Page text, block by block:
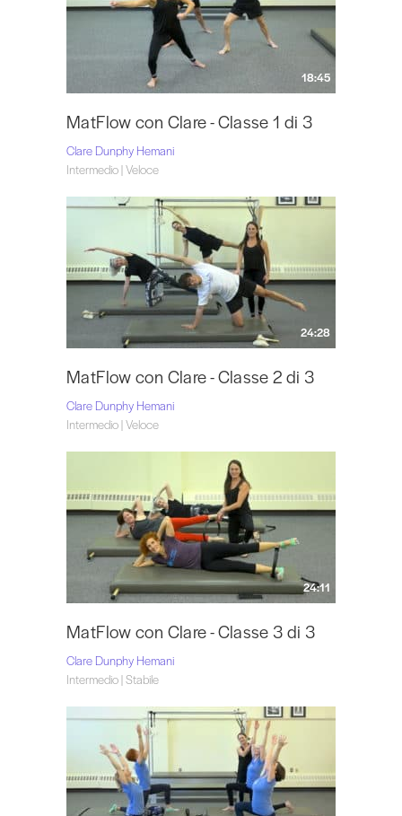
18:45
MatFlow con Clare - Classe 1 di 3
Clare Dunphy Hemani
Intermedio | Veloce
24:28
MatFlow con Clare - Classe 2 di 3
Clare Dunphy Hemani
Intermedio | Veloce
24:11
MatFlow con Clare - Classe 3 di 3
Clare Dunphy Hemani
Intermedio | Stabile